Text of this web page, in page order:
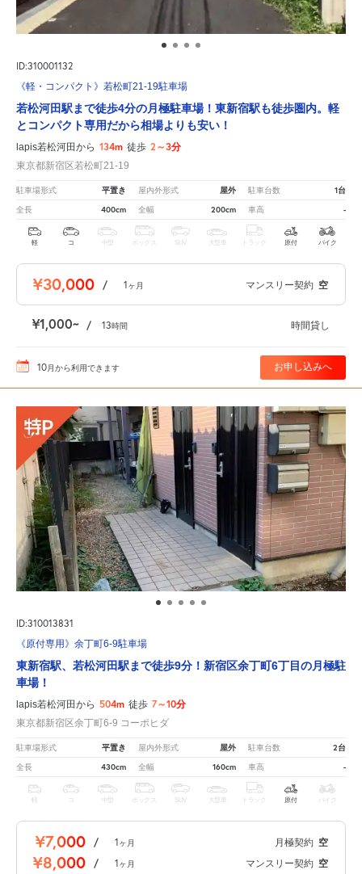
ID:310001132
《軽・コンパクト》若松町21-19駐車場
若松河田駅まで徒歩4分の月極駐車場！東新宿駅も徒歩圏内。軽
とコンパクト専用だから相場よりも安い！
lapis若松河田から 134m 徒歩 2～3分
東京都新宿区若松町21-19
駐車場形式 平置き 屋内外形式 屋外 駐車台数 1台
全長 400cm 全幅 200cm 車高 -
軽 コ 中型 ボックス SUV 大型車 トラック 原付 バイク
¥30,000 / 1ヶ月 マンスリー契約 空
¥1,000 / 13時間 時間貸し
10月から利用できます お申し込みへ
ID:310013831
《原付専用》余丁町6-9駐車場
東新宿駅、若松河田駅まで徒歩9分！新宿区余丁町6丁目の月極駐
車場！
lapis若松河田から 504m 徒歩 7～10分
東京都新宿区余丁町6-9 コーポヒダ
駐車場形式 平置き 屋内外形式 屋外 駐車台数 2台
全長 430cm 全幅 160cm 車高 -
軽 中型 ボックス SUV 大型車 トラック 原付 バイク
¥7,000 / 1ヶ月 月極契約 空
¥8,000 / 1ヶ月 マンスリー契約 空